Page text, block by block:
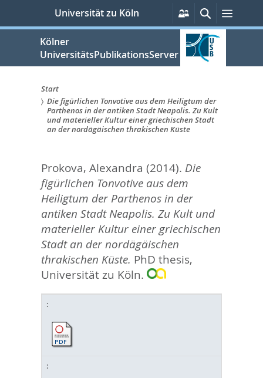
springen
Universität zu Köln
Persönliche
Services
Suche
Kölner
UniversitätsPublikationsServer
Sie
sind
Start
Die figürlichen Tonvotive aus dem Heiligtum der
Parthenos in der antiken Stadt Neapolis. Zu Kult
und materieller Kultur einer griechischen Stadt
an der nordägäischen thrakischen Küste
Prokova, Alexandra (2014). Die
figürlichen Tonvotive aus dem
Heiligtum der Parthenos in der
antiken Stadt Neapolis. Zu Kult und
materieller Kultur einer griechischen
Stadt an der nordägäischen
thrakischen Küste. PhD thesis,
Universität zu Köln.